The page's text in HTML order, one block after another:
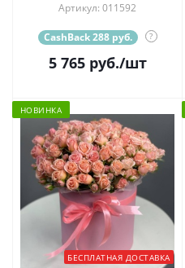
Артикул: 011592
CashBack 288 руб. ?
5 765руб./шт
НОВИНКА
БЕСПЛАТНАЯ ДОСТАВКА